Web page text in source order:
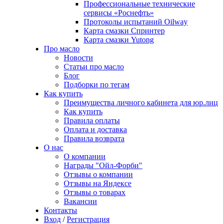
Профессиональные технические
сервисы «Роснефть»
Протоколы испытаний Oilway
Карта смазки Спринтер
Карта смазки Yutong
Про масло
Новости
Статьи про масло
Блог
Подборки по тегам
Как купить
Преимущества личного кабинета для юр.лиц
Как купить
Правила оплаты
Оплата и доставка
Правила возврата
О нас
О компании
Награды "Ойл-Форби"
Отзывы о компании
Отзывы на Яндексе
Отзывы о товарах
Вакансии
Контакты
Вход / Регистрация